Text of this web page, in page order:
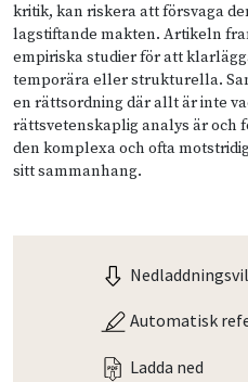
kritik, kan riskera att försvaga
lagstiftande makten. Artikeln
empiriska studier för att
temporära eller strukturella.
en rättsordning där allt är inte
rättsvetenskaplig analys är och
den komplexa och ofta
sitt sammanhang.
Automatisk
Ladda ned